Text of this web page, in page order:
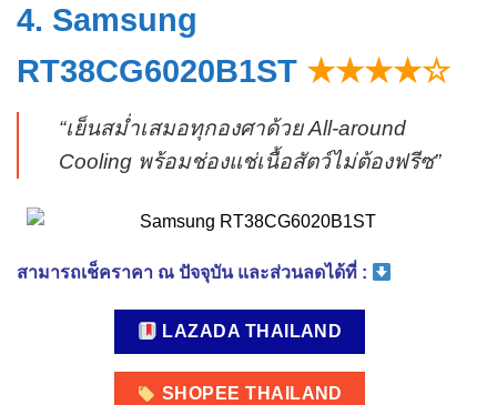
4. Samsung
RT38CG6020B1ST ★★★★☆
“เย็นสม่ำเสมอทุกองศาด้วย All-around
Cooling พร้อมช่องแช่เนื้อสัตว์ไม่ต้องฟรีซ”
สามารถเช็คราคา ณ ปัจจุบัน และส่วนลดได้ที่ :
LAZADA THAILAND
SHOPEE THAILAND